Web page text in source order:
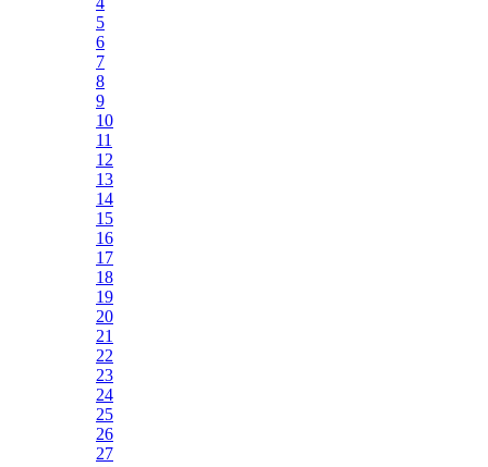
5
6
7
8
9
10
11
12
13
14
15
16
17
18
19
20
21
22
23
24
25
26
27